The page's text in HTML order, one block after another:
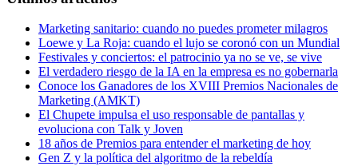
Marketing sanitario: cuando no puedes prometer milagros
Loewe y La Roja: cuando el lujo se coronó con un Mundial
Festivales y conciertos: el patrocinio ya no se ve, se vive
El verdadero riesgo de la IA en la empresa es no gobernarla
Conoce los Ganadores de los XVIII Premios Nacionales de
Marketing (AMKT)
El Chupete impulsa el uso responsable de pantallas y
evoluciona con Talk y Joven
18 años de Premios para entender el marketing de hoy
Gen Z y la política del algoritmo de la rebeldía